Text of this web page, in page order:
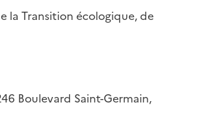
la Transition écologique, de
Boulevard Saint-Germain,